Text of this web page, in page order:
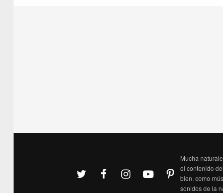
Mucha
el contenido
bien, como
sonidos de la